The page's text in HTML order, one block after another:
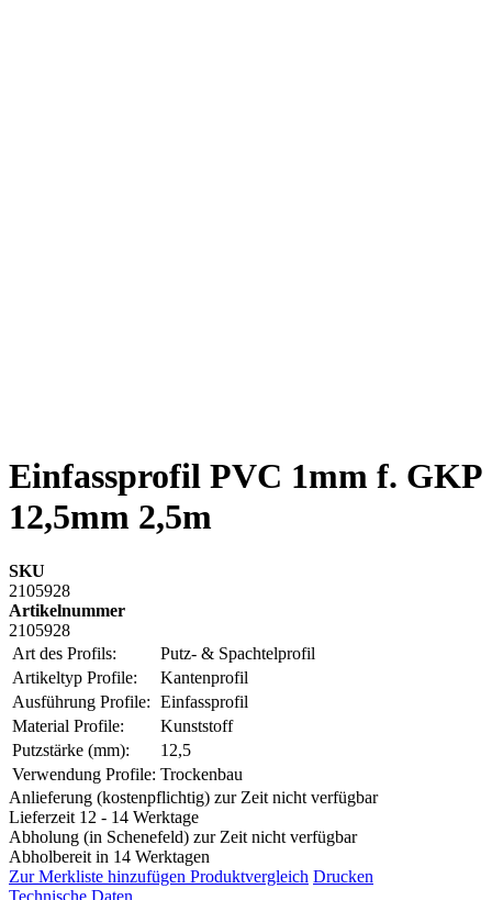
Einfassprofil PVC 1mm f. GKP
12,5mm 2,5m
SKU
2105928
Artikelnummer
2105928
Art des Profils:
Putz- & Spachtelprofil
Artikeltyp Profile:
Kantenprofil
Ausführung Profile: Einfassprofil
Material Profile:
Kunststoff
Putzstärke (mm):
12,5
Verwendung Profile: Trockenbau
Anlieferung (kostenpflichtig) zur Zeit nicht verfügbar
Lieferzeit 12 - 14 Werktage
Abholung (in Schenefeld) zur Zeit nicht verfügbar
Abholbereit in 14 Werktagen
Zur Merkliste hinzufügen Produktvergleich Drucken
Technische Daten